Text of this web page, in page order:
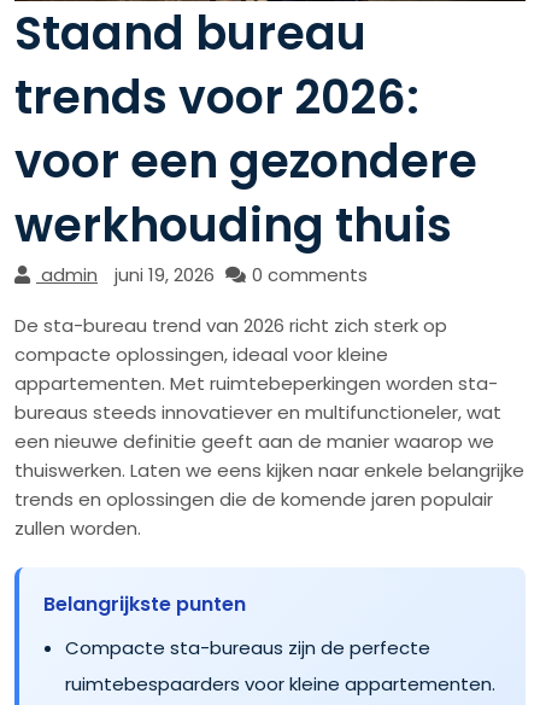
Staand bureau
trends voor 2026:
voor een gezondere
werkhouding thuis
admin juni 19, 2026
0 comments
De sta-bureau trend van 2026 richt zich sterk op
compacte oplossingen, ideaal voor kleine
appartementen. Met ruimtebeperkingen worden sta-
bureaus steeds innovatiever en multifunctioneler, wat
een nieuwe definitie geeft aan de manier waarop we
thuiswerken. Laten we eens kijken naar enkele belangrijke
trends en oplossingen die de komende jaren populair
zullen worden.
Belangrijkste punten
Compacte sta-bureaus zijn de perfecte
ruimtebespaarders voor kleine appartementen.